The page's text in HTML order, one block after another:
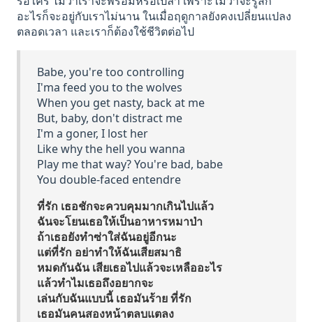
อะไรก็จะอยู่กับเราไม่นาน ในเมื่อฤดูกาลยังคงเปลี่ยนแปลง
ตลอดเวลา และเราก็ต้องใช้ชีวิตต่อไป
Babe, you're too controlling
I'ma feed you to the wolves
When you get nasty, back at me
But, baby, don't distract me
I'm a goner, I lost her
Like why the hell you wanna
Play me that way? You're bad, babe
You double-faced entendre
ที่รัก เธอชักจะควบคุมมากเกินไปแล้ว
ฉันจะโยนเธอให้เป็นอาหารหมาป่า
ถ้าเธอยังทำซ่าใส่ฉันอยู่อีกนะ
แต่ที่รัก อย่าทำให้ฉันเสียสมาธิ
หมดกันฉัน เสียเธอไปแล้วจะเหลืออะไร
แล้วทำไมเธอถึงอยากจะ
เล่นกับฉันแบบนี้ เธอมันร้าย ที่รัก
เธอมันคนสองหน้าตลบแตลง